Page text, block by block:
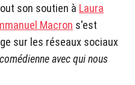
son soutien à Laura
Macron s'est
sur les réseaux sociaux
avec qui nous